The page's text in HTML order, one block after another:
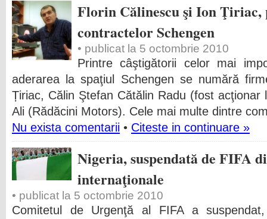
Florin Călinescu şi Ion
contractelor Schengen
• publicat la 5 octombrie 2010
Printre câştigătorii celor mai
aderarea la spaţiul Schengen se numără
Țiriac, Călin Ştefan Cătălin Radu (fost acţionar
Ali (Rădăcini Motors). Cele mai multe dintre
Nu exista comentarii • Citeste in continuare »
Nigeria, suspendată de FIFA
internaţionale
• publicat la 5 octombrie 2010
Comitetul de Urgenţă al FIFA a